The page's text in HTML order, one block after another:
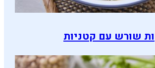
שורש עם קטניות